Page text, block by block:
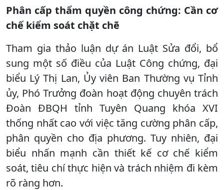
Phân cấp thẩm quyền công chứng: Cần cơ
chế kiểm soát chặt chẽ
Tham gia thảo luận dự án Luật Sửa đổi, bổ
sung một số điều của Luật Công chứng, đại
biểu Lý Thị Lan, Ủy viên Ban Thường vụ Tỉnh
ủy, Phó Trưởng đoàn hoạt động chuyên trách
Đoàn ĐBQH tỉnh Tuyên Quang khóa XVI
thống nhất cao với việc tăng cường phân cấp,
phân quyền cho địa phương. Tuy nhiên, đại
biểu nhấn mạnh cần thiết kế cơ chế kiểm
soát, tiêu chí thực hiện và trách nhiệm đi kèm
rõ ràng hơn.